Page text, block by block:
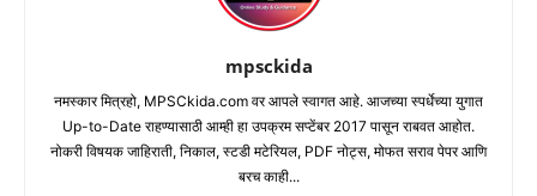
mpsckida
नमस्कार मित्रहो, MPSCkida.com वर आपले स्वागत आहे. आजच्या स्पर्धेच्या युगात
Up-to-Date राहण्यासाठी आम्ही हा उपक्रम सप्टेंबर 2017 पासून राबवत आहोत.
नोकरी विषयक जाहिराती, निकाल, स्टडी मटेरियल, PDF नोट्स, मोफत सराव पेपर आणि
बरच काही...